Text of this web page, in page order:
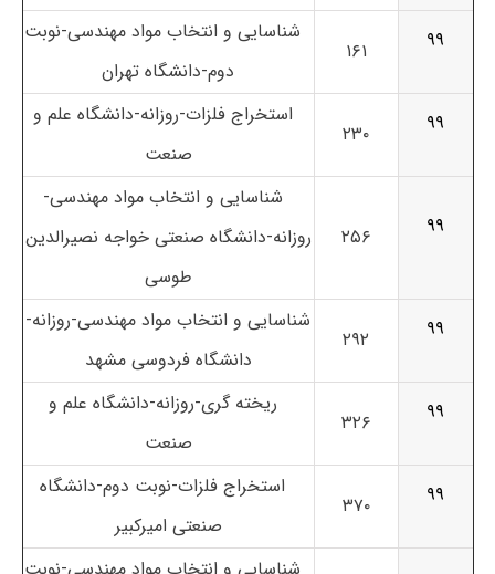
۹۹ ۱۶۱
شناسایی و انتخاب مواد مهندسی-نوبت
دوم-دانشگاه تهران
۹۹
۲۳۰
استخراج فلزات-روزانه-دانشگاه علم و
صنعت
۹۹ ۲۵۶
شناسایی و انتخاب مواد مهندسی-
روزانه-دانشگاه صنعتی خواجه نصیرالدین
طوسی
۹۹
۲۹۲
شناسایی و انتخاب مواد مهندسی-روزانه-
دانشگاه فردوسی مشهد
۹۹
۳۲۶
ریخته گری-روزانه-دانشگاه علم و
صنعت
۹۹
۳۷۰
استخراج فلزات-نوبت دوم-دانشگاه
صنعتی امیرکبیر